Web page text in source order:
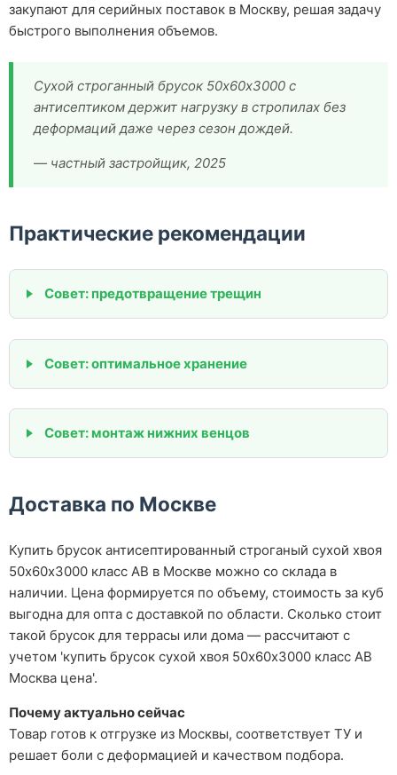
закупают для серийных поставок в Москву, решая задачу
быстрого выполнения объемов.
Сухой строганный брусок 50х60х3000 с
антисептиком держит нагрузку в стропилах без
деформаций даже через сезон дождей.
— частный застройщик, 2025
Практические рекомендации
Совет: предотвращение трещин
Совет: оптимальное хранение
Совет: монтаж нижних венцов
Доставка по Москве
Купить брусок антисептированный строганый сухой хвоя
50х60х3000 класс АВ в Москве можно со склада в
наличии. Цена формируется по объему, стоимость за куб
выгодна для опта с доставкой по области. Сколько стоит
такой брусок для террасы или дома — рассчитают с
учетом 'купить брусок сухой хвоя 50х60х3000 класс АВ
Москва цена'.
Почему актуально сейчас
Товар готов к отгрузке из Москвы, соответствует ТУ и
решает боли с деформацией и качеством подбора.